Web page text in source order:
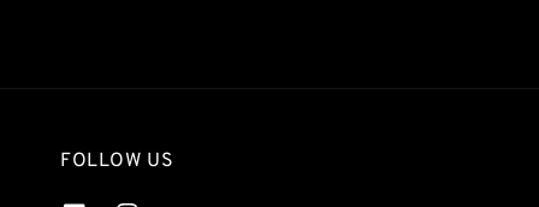
FOLLOW US